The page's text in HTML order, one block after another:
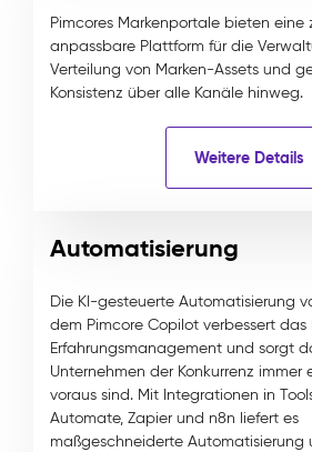
Pimcores Markenportale bieten eine
anpassbare Plattform für die
Verteilung von Marken-Assets und
Konsistenz über alle Kanäle hinweg.
Weitere Details
Automatisierung
Die KI-gesteuerte Automatisierung
dem Pimcore Copilot verbessert
Erfahrungsmanagement und sorgt
Unternehmen der Konkurrenz immer
voraus sind. Mit Integrationen in
Automate, Zapier und n8n liefert es
maßgeschneiderte Automatisierung